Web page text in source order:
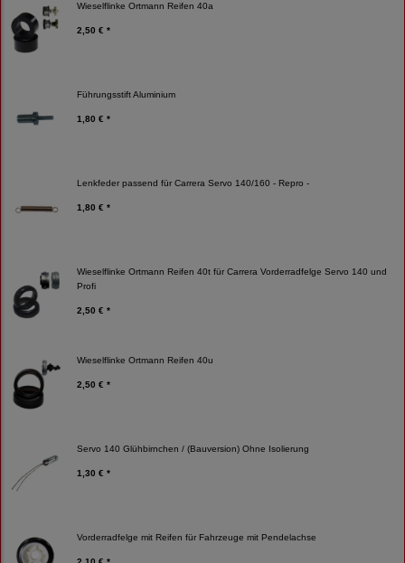
Wieselflinke Ortmann Reifen 40a
2,50 € *
Führungsstift Aluminium
1,80 € *
Lenkfeder passend für Carrera Servo 140/160 - Repro -
1,80 € *
Wieselflinke Ortmann Reifen 40t für Carrera Vorderradfelge Servo 140 und
Profi
2,50 € *
Wieselflinke Ortmann Reifen 40u
2,50 € *
Servo 140 Glühbirnchen / (Bauversion) Ohne Isolierung
1,30 € *
Vorderradfelge mit Reifen für Fahrzeuge mit Pendelachse